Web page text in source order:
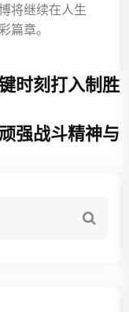
将继续在人生
篇章。
时刻打入制胜
强战斗精神与